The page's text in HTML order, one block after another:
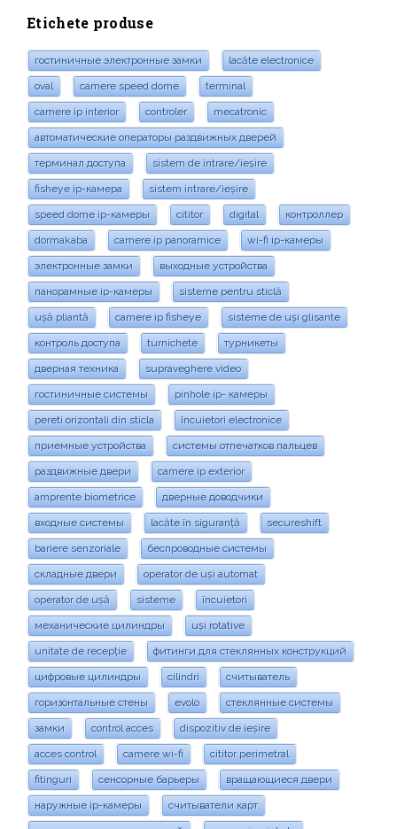
Etichete produse
гостиничные электронные замки lacăte electronice
oval camere speed dome terminal
camere ip interior controler mecatronic
автоматические операторы раздвижных дверей
терминал доступа sistem de intrare/ieșire
fisheye ip-камера sistem intrare/ieșire
speed dome ip-камеры cititor digital контроллер
dormakaba camere ip panoramice wi-fi ip-камеры
электронные замки выходные устройства
панорамные ip-камеры sisteme pentru sticlă
ușă pliantă camere ip fisheye sisteme de uși glisante
контроль доступа turnichete турникеты
дверная техника supraveghere video
гостиничные системы pinhole ip- камеры
pereti orizontali din sticla încuietori electronice
приемные устройства системы отпечатков пальцев
раздвижные двери camere ip exterior
amprente biometrice дверные доводчики
входные системы lacăte în siguranță secureshift
bariere senzoriale беспроводные системы
складные двери operator de uși automat
operator de ușă sisteme încuietori
механические цилиндры uși rotative
unitate de recepție фитинги для стеклянных конструкций
цифровые цилиндры cilindri считыватель
горизонтальные стены evolo стеклянные системы
замки control acces dispozitiv de ieșire
acces control camere wi-fi cititor perimetral
fitinguri сенсорные барьеры вращающиеся двери
наружные ip-камеры считыватели карт